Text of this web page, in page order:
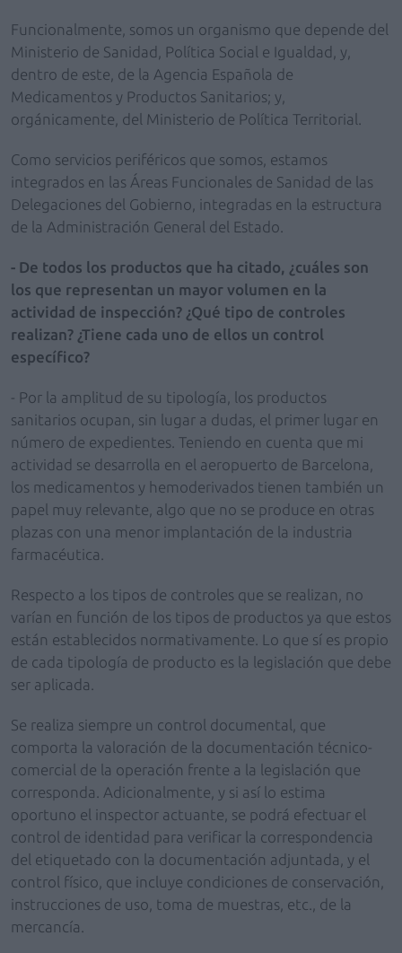
Funcionalmente, somos un organismo que depende del
Ministerio de Sanidad, Política Social e Igualdad, y,
dentro de este, de la Agencia Española de
Medicamentos y Productos Sanitarios; y,
orgánicamente, del Ministerio de Política Territorial.
Como servicios periféricos que somos, estamos
integrados en las Áreas Funcionales de Sanidad de las
Delegaciones del Gobierno, integradas en la estructura
de la Administración General del Estado.
- De todos los productos que ha citado, ¿cuáles son
los que representan un mayor volumen en la
actividad de inspección? ¿Qué tipo de controles
realizan? ¿Tiene cada uno de ellos un control
específico?
- Por la amplitud de su tipología, los productos
sanitarios ocupan, sin lugar a dudas, el primer lugar en
número de expedientes. Teniendo en cuenta que mi
actividad se desarrolla en el aeropuerto de Barcelona,
los medicamentos y hemoderivados tienen también un
papel muy relevante, algo que no se produce en otras
plazas con una menor implantación de la industria
farmacéutica.
Respecto a los tipos de controles que se realizan, no
varían en función de los tipos de productos ya que estos
están establecidos normativamente. Lo que sí es propio
de cada tipología de producto es la legislación que debe
ser aplicada.
Se realiza siempre un control documental, que
comporta la valoración de la documentación técnico-
comercial de la operación frente a la legislación que
corresponda. Adicionalmente, y si así lo estima
oportuno el inspector actuante, se podrá efectuar el
control de identidad para verificar la correspondencia
del etiquetado con la documentación adjuntada, y el
control físico, que incluye condiciones de conservación,
instrucciones de uso, toma de muestras, etc., de la
mercancía.